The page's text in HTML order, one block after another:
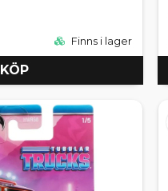
Finns i lager
KÖP